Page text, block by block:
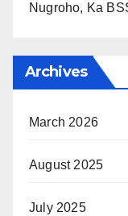
Nugroho, Ka
Archives
March 2026
August 2025
July 2025